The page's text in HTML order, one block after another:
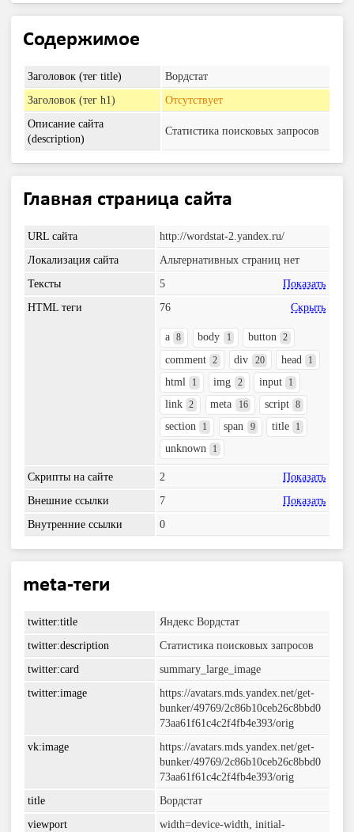
Содержимое
Заголовок (тег title)
Вордстат
Заголовок (тег h1)
Отсутствует
Описание сайта
(description)
Статистика поисковых запросов
Главная страница сайта
URL сайта
http://wordstat-2.yandex.ru/
Локализация сайта
Альтернативных страниц нет
Тексты
5
Показать
HTML теги
76 Скрыть
a 8 body 1 button 2
comment 2 div 20 head 1
html 1 img 2 input 1
link 2 meta 16 script 8
section 1 span 9 title 1
unknown 1
Скрипты на сайте 2
Показать
Внешние ссылки
7
Показать
Внутренние ссылки
0
meta-теги
twitter:title
Яндекс Вордстат
twitter:description
Статистика поисковых запросов
twitter:card
summary_large_image
twitter:image
https://avatars.mds.yandex.net/get-
bunker/49769/2c86b10ceb26c8bbd0
73aa61f61c4c2f4fb4e393/orig
vk:image
https://avatars.mds.yandex.net/get-
bunker/49769/2c86b10ceb26c8bbd0
73aa61f61c4c2f4fb4e393/orig
title
Вордстат
viewport
width=device-width, initial-